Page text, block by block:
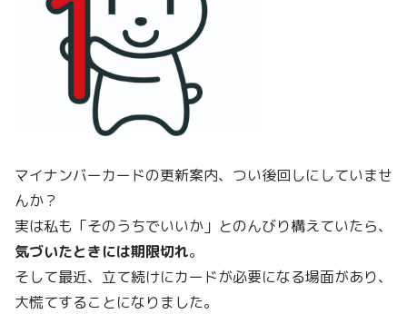
マイナンバーカードの更新案内、つい後回しにしていませ
んか？
実は私も「そのうちでいいか」とのんびり構えていたら、
気づいたときには期限切れ。
そして最近、立て続けにカードが必要になる場面があり、
大慌てすることになりました。